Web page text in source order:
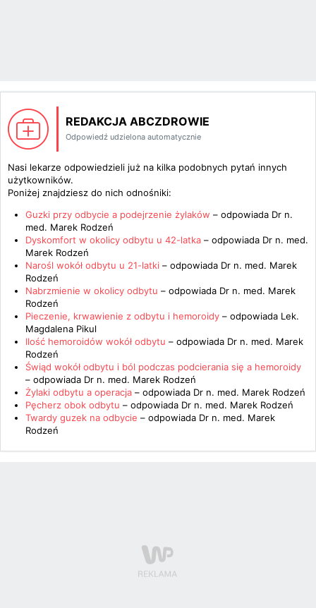
REDAKCJA ABCZDROWIE
Odpowiedź udzielona automatycznie
Nasi lekarze odpowiedzieli już na kilka podobnych pytań innych
użytkowników.
Poniżej znajdziesz do nich odnośniki:
Guzki przy odbycie a podejrzenie żylaków – odpowiada Dr n.
med. Marek Rodzeń
Dyskomfort w okolicy odbytu u 42-latka – odpowiada Dr n. med.
Marek Rodzeń
Narośl wokół odbytu u 21-latki – odpowiada Dr n. med. Marek
Rodzeń
Nabrzmienie w okolicy odbytu – odpowiada Dr n. med. Marek
Rodzeń
Pieczenie, krwawienie z odbytu i hemoroidy – odpowiada Lek.
Magdalena Pikul
Ilość hemoroidów wokół odbytu – odpowiada Dr n. med. Marek
Rodzeń
Świąd wokół odbytu i ból podczas podcierania się a hemoroidy
– odpowiada Dr n. med. Marek Rodzeń
Żylaki odbytu a operacja – odpowiada Dr n. med. Marek Rodzeń
Pęcherz obok odbytu – odpowiada Dr n. med. Marek Rodzeń
Twardy guzek na odbycie – odpowiada Dr n. med. Marek
Rodzeń